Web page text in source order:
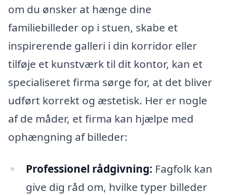
om du ønsker at hænge dine
familiebilleder op i stuen, skabe et
inspirerende galleri i din korridor eller
tilføje et kunstværk til dit kontor, kan et
specialiseret firma sørge for, at det bliver
udført korrekt og æstetisk. Her er nogle
af de måder, et firma kan hjælpe med
ophængning af billeder:
Professionel rådgivning: Fagfolk kan
give dig råd om, hvilke typer billeder